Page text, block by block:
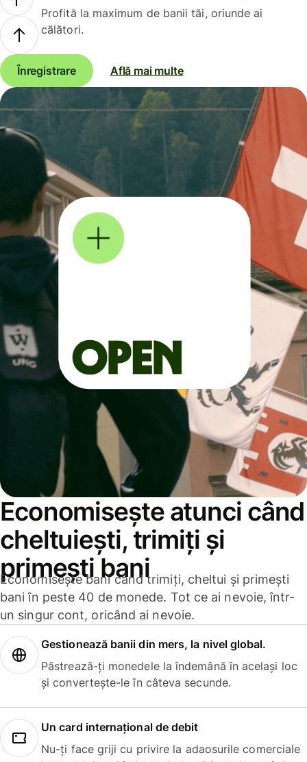
Profită la maximum de banii tăi, oriunde ai
călători.
Înregistrare Află mai multe
Economisește atunci când
cheltuiești, trimiți și
primești bani
Economisește bani când trimiți, cheltui și primești
bani în peste 40 de monede. Tot ce ai nevoie, într-
un singur cont, oricând ai nevoie.
Gestionează banii din mers, la nivel global.
Păstrează-ți monedele la îndemână în același loc
și convertește-le în câteva secunde.
Un card internațional de debit
Nu-ți face griji cu privire la adaosurile comerciale